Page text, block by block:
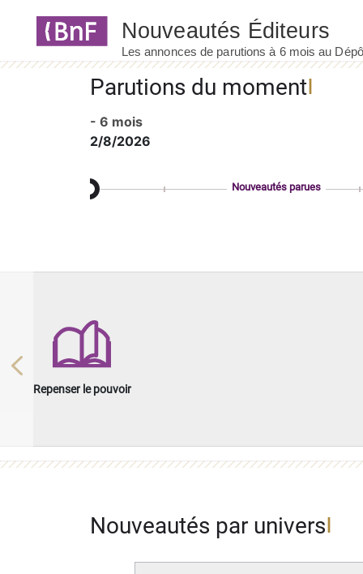
Parutions du moment
- 6 mois
2/8/2026
Nouveautés parues
Repenser le pouvoir
Previous
Nouveautés par univers